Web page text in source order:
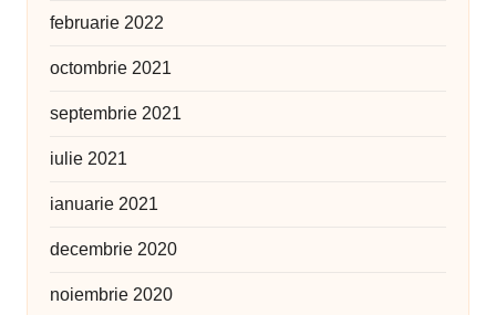
februarie 2022
octombrie 2021
septembrie 2021
iulie 2021
ianuarie 2021
decembrie 2020
noiembrie 2020